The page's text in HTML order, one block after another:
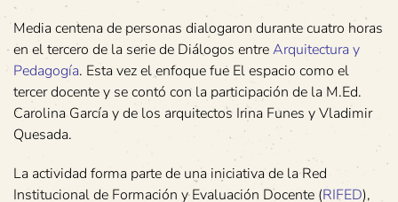
Media centena de personas dialogaron durante cuatro horas
en el tercero de la serie de Diálogos entreArquitectura y
Pedagogía. Esta vez el enfoque fue El espacio como el
tercer docente y se contó con la participación de la M.Ed.
Carolina García y de los arquitectos Irina Funes y Vladimir
Quesada.
La actividad forma parte de una iniciativa de la Red
Institucional de Formación y Evaluación Docente (RIFED),